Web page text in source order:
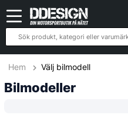
Hem Välj bilmodell
Bilmodeller